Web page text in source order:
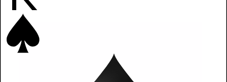
Асо Спатии
Ново бизнес начинание · Финансов успех · Важен документ
Двойка Спатии
Бизнес партньорство · Сътрудничество · Баланс в